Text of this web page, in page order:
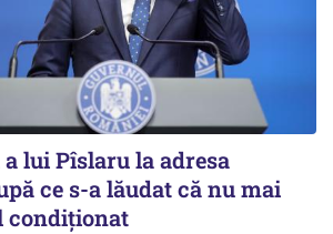
lui Pîslaru la adresa
ce s-a lăudat că nu mai
condiționat